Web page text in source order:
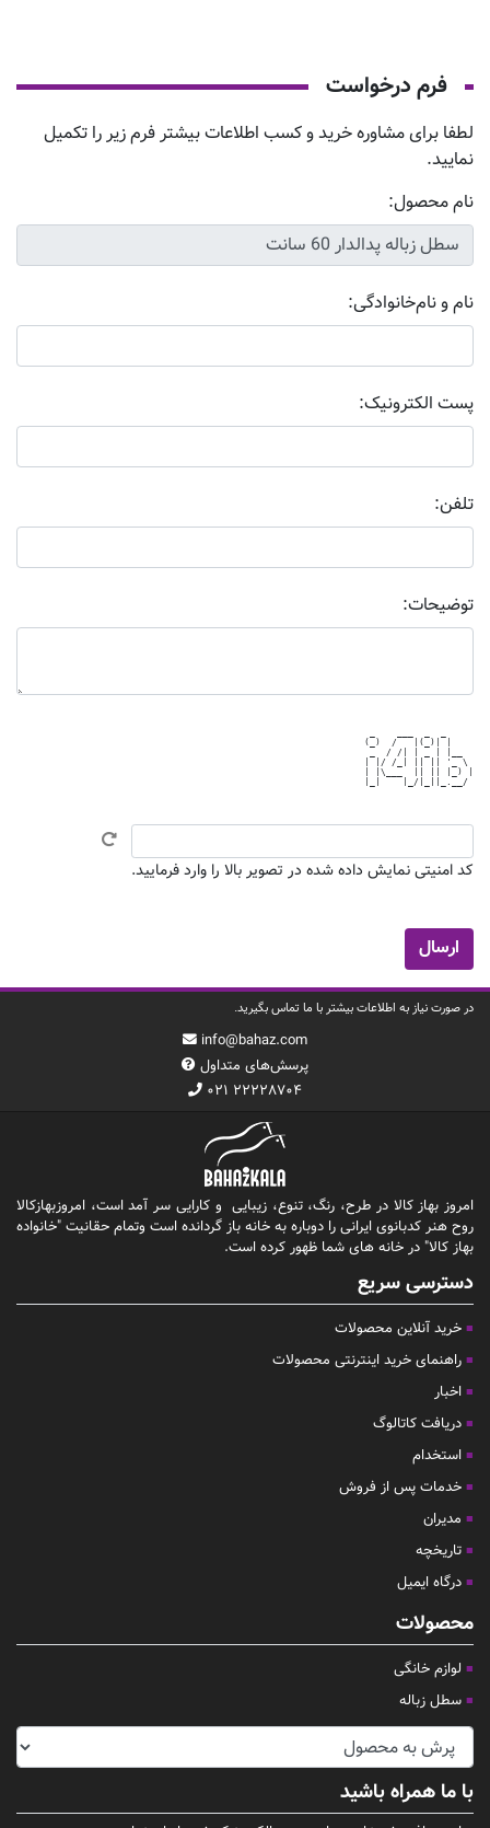
فرم درخواست
لطفا برای مشاوره خرید و کسب اطلاعات بیشتر فرم زیر را تکمیل
نمایید.
نام محصول:
نام و نام‌خانوادگی:
پست الکترونیک:
تلفن:
توضیحات:
(_)  /   |(_)| |
_  / /| | _ | |__
| |/ /_| || || '_ \
| |\___  || || |_) |
|_|    |_/|_||_.__/
کد امنیتی نمایش داده شده در تصویر بالا را وارد فرمایید.
در صورت نیاز به اطلاعات بیشتر با ما تماس بگیرید.
info@bahaz.com
پرسش‌های متداول
۰۲۱ ۲۲۲۲۸۷۰۴
امروز بهاز کالا در طرح، رنگ، تنوع، زیبایی و کارایی سر آمد است، امروزبهازکالا
روح هنر کدبانوی ایرانی را دوباره به خانه باز گردانده است وتمام حقانیت "خانواده
بهاز کالا" در خانه های شما ظهور کرده است.
دسترسی سریع
خرید آنلاین محصولات
راهنمای خرید اینترنتی محصولات
اخبار
دریافت کاتالوگ
استخدام
خدمات پس از فروش
مدیران
تاریخچه
درگاه ایمیل
محصولات
لوازم خانگی
سطل زباله
با ما همراه باشید